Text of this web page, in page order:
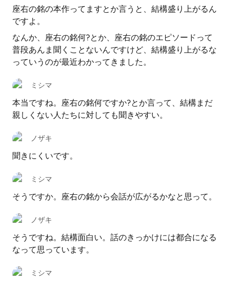
座右の銘の本作ってますとか言うと、結構盛り上がるん
ですよ。
なんか、座右の銘何?とか、座右の銘のエピソードって
普段あんま聞くことないんですけど、結構盛り上がるな
っていうのが最近わかってきました。
ミシマ
本当ですね。座右の銘何ですか?とか言って、結構まだ
親しくない人たちに対しても聞きやすい。
ノザキ
聞きにくいです。
ミシマ
そうですか。座右の銘から会話が広がるかなと思って。
ノザキ
そうですね。結構面白い。話のきっかけには都合になる
なって思っています。
ミシマ